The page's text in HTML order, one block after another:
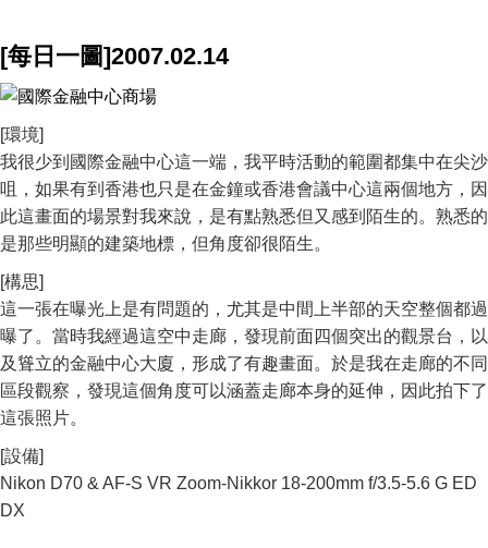
[每日一圖]2007.02.14
[環境]
我很少到國際金融中心這一端，我平時活動的範圍都集中在尖沙
咀，如果有到香港也只是在金鐘或香港會議中心這兩個地方，因
此這畫面的場景對我來說，是有點熟悉但又感到陌生的。熟悉的
是那些明顯的建築地標，但角度卻很陌生。
[構思]
這一張在曝光上是有問題的，尤其是中間上半部的天空整個都過
曝了。當時我經過這空中走廊，發現前面四個突出的觀景台，以
及聳立的金融中心大廈，形成了有趣畫面。於是我在走廊的不同
區段觀察，發現這個角度可以涵蓋走廊本身的延伸，因此拍下了
這張照片。
[設備]
Nikon D70 & AF-S VR Zoom-Nikkor 18-200mm f/3.5-5.6 G ED
DX